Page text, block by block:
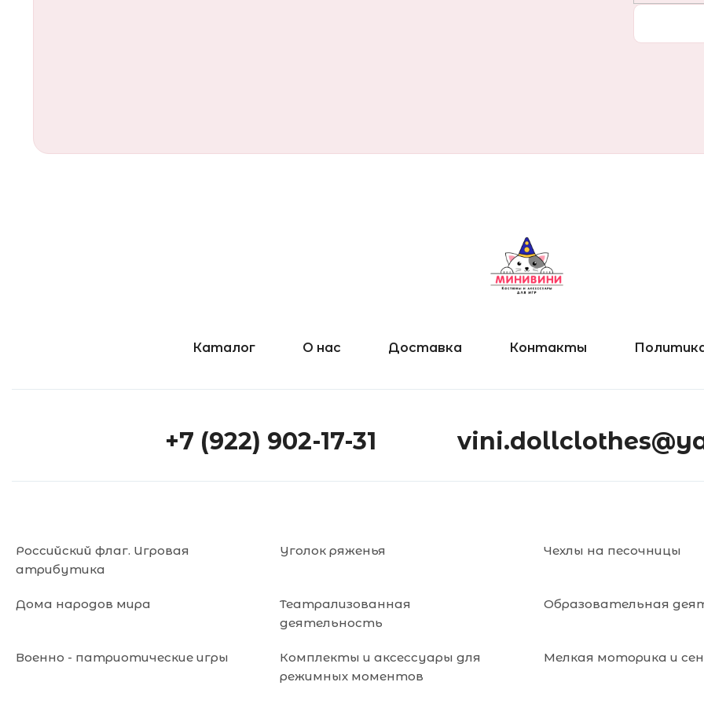
Каталог О нас Доставка Контакты
+7 (922) 902-17-31
Российский флаг. Игровая
атрибутика
Уголок ряженья Чехлы на песочницы
Дома народов мира
Театрализованная
деятельность
Образовательная
Военно - патриотические игры
Комплекты и аксессуары для
режимных моментов
Мелкая моторика и